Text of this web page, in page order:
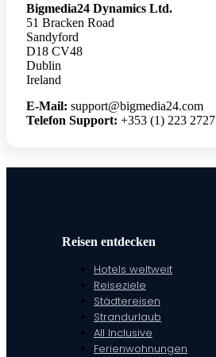
Bigmedia24 Dynamics Ltd.
51 Bracken Road
Sandyford
D18 CV48
Dublin
Ireland
E-Mail: support@bigmedia24.com
Telefon Support: +353 (1) 223 2727
Reisen entdecken
Hotels weltweit
Reiseziele
Städtereisen
Strandurlaub
All Inclusive
Ferienwohnungen